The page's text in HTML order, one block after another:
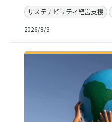
サステナビリティ経営支援
2026/8/3